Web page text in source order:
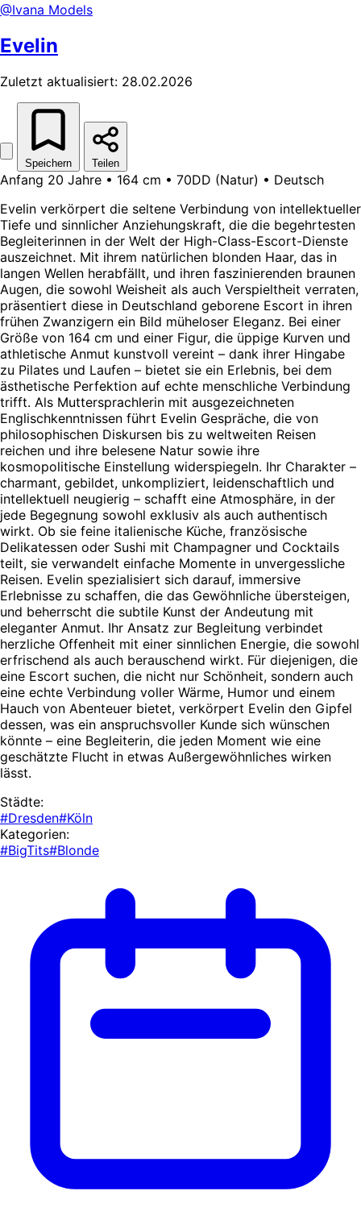
@Ivana Models
Evelin
Zuletzt aktualisiert: 28.02.2026
Speichern Teilen
Anfang 20 Jahre • 164 cm • 70DD (Natur) • Deutsch
Evelin verkörpert die seltene Verbindung von intellektueller
Tiefe und sinnlicher Anziehungskraft, die die begehrtesten
Begleiterinnen in der Welt der High-Class-Escort-Dienste
auszeichnet. Mit ihrem natürlichen blonden Haar, das in
langen Wellen herabfällt, und ihren faszinierenden braunen
Augen, die sowohl Weisheit als auch Verspieltheit verraten,
präsentiert diese in Deutschland geborene Escort in ihren
frühen Zwanzigern ein Bild müheloser Eleganz. Bei einer
Größe von 164 cm und einer Figur, die üppige Kurven und
athletische Anmut kunstvoll vereint – dank ihrer Hingabe
zu Pilates und Laufen – bietet sie ein Erlebnis, bei dem
ästhetische Perfektion auf echte menschliche Verbindung
trifft. Als Muttersprachlerin mit ausgezeichneten
Englischkenntnissen führt Evelin Gespräche, die von
philosophischen Diskursen bis zu weltweiten Reisen
reichen und ihre belesene Natur sowie ihre
kosmopolitische Einstellung widerspiegeln. Ihr Charakter –
charmant, gebildet, unkompliziert, leidenschaftlich und
intellektuell neugierig – schafft eine Atmosphäre, in der
jede Begegnung sowohl exklusiv als auch authentisch
wirkt. Ob sie feine italienische Küche, französische
Delikatessen oder Sushi mit Champagner und Cocktails
teilt, sie verwandelt einfache Momente in unvergessliche
Reisen. Evelin spezialisiert sich darauf, immersive
Erlebnisse zu schaffen, die das Gewöhnliche übersteigen,
und beherrscht die subtile Kunst der Andeutung mit
eleganter Anmut. Ihr Ansatz zur Begleitung verbindet
herzliche Offenheit mit einer sinnlichen Energie, die sowohl
erfrischend als auch berauschend wirkt. Für diejenigen, die
eine Escort suchen, die nicht nur Schönheit, sondern auch
eine echte Verbindung voller Wärme, Humor und einem
Hauch von Abenteuer bietet, verkörpert Evelin den Gipfel
dessen, was ein anspruchsvoller Kunde sich wünschen
könnte – eine Begleiterin, die jeden Moment wie eine
geschätzte Flucht in etwas Außergewöhnliches wirken
lässt.
Städte:
#Dresden#Köln
Kategorien:
#BigTits#Blonde